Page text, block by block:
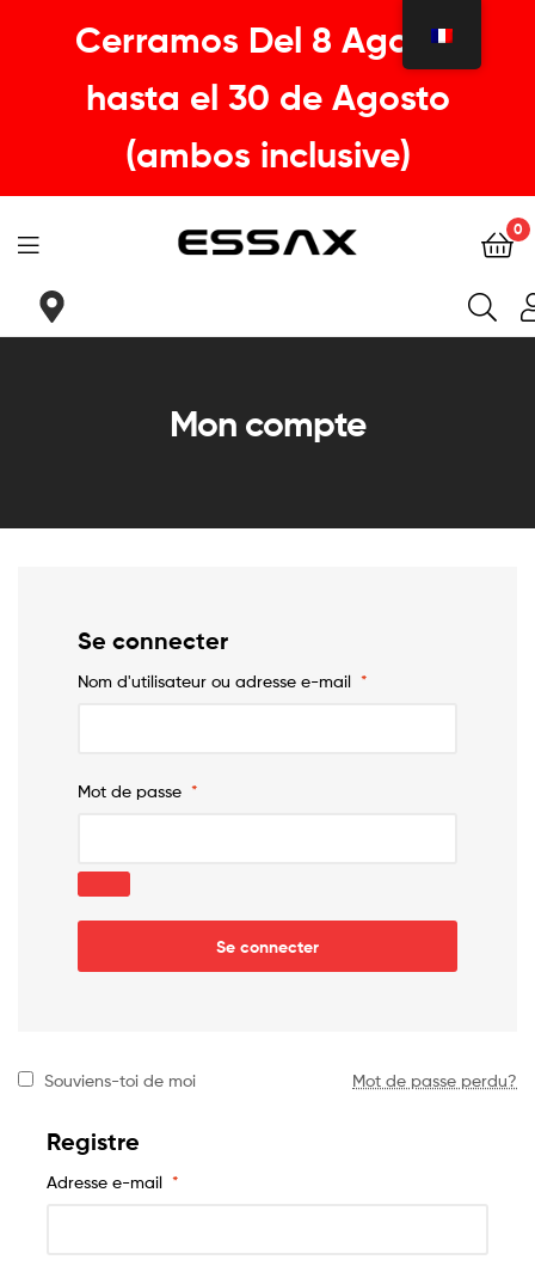
Cerramos Del 8 Agosto
hasta el 30 de Agosto
(ambos inclusive)
|
sillin
necesidad
0
Mon compte
Se connecter
Nom d'utilisateur ou adresse e-mail *
Mot de passe *
Se connecter
Souviens-toi de moi Mot de passe perdu?
Registre
Adresse e-mail *